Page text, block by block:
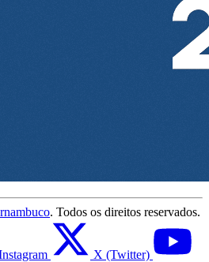
. Todos os direitos reservados.
X (Twitter)